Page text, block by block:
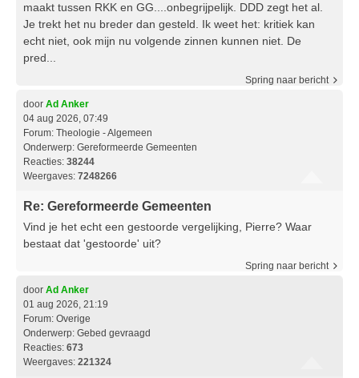
maakt tussen RKK en GG....onbegrijpelijk. DDD zegt het al.
Je trekt het nu breder dan gesteld. Ik weet het: kritiek kan
echt niet, ook mijn nu volgende zinnen kunnen niet. De
pred...
Spring naar bericht
door Ad Anker
04 aug 2026, 07:49
Forum: Theologie - Algemeen
Onderwerp: Gereformeerde Gemeenten
Reacties: 38244
Weergaves: 7248266
Re: Gereformeerde Gemeenten
Vind je het echt een gestoorde vergelijking, Pierre? Waar
bestaat dat 'gestoorde' uit?
Spring naar bericht
door Ad Anker
01 aug 2026, 21:19
Forum: Overige
Onderwerp: Gebed gevraagd
Reacties: 673
Weergaves: 221324